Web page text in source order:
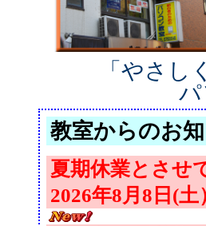
「やさ
教室からのお
夏期休業とさせ
2026年8月8日(